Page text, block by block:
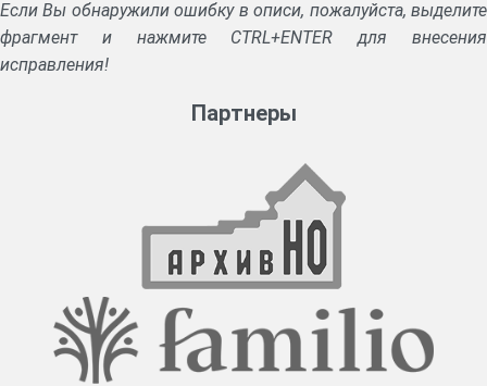
Если Вы обнаружили ошибку в описи, пожалуйста, выделите
фрагмент и нажмите CTRL+ENTER для внесения
исправления!
Партнеры